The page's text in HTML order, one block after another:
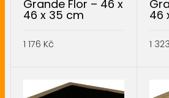
Grande Flor – 46 x
46 x 35 cm
1 176 Kč
46
1 323